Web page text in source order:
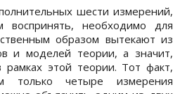
шести измерений,
необходимо для
образом вытекают из
и моделей теории, а значит,
этой теории. Тот факт,
только четыре измерения